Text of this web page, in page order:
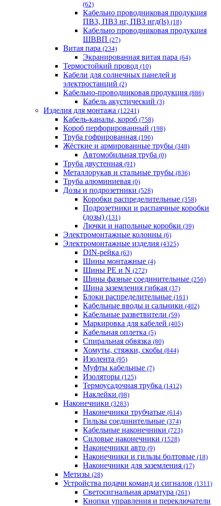
(62)
Кабельно проводниковая продукция
ПВ3, ПВ3 нг, ПВ3 нгд(ls) (18)
Кабельно проводниковая продукция
ШВВП (27)
Витая пара (234)
Экранированная витая пара (64)
Термостойкий провод (10)
Кабели для солнечных панелей и
электростанций (2)
Кабельно-проводниковая продукция (886)
Кабель акустический (3)
Изделия для монтажа (12241)
Кабель-каналы, короб (758)
Короб перфорированный (198)
Труба гофрированная (196)
Жёсткие и армированные трубы (348)
Автомобильная труба (0)
Труба двустенная (91)
Металлорукав и стальные трубы (836)
Труба алюминиевая (0)
Дозы и подрозетники (528)
Коробки распределительные (358)
Подрозетники и распаячные коробки
(дозы) (131)
Лючки и напольные коробки (39)
Электромонтажные колонны (6)
Электромонтажные изделия (4325)
DIN-рейка (63)
Шины монтажные (4)
Шины PE и N (272)
Шины фазные соединительные (256)
Шина заземления гибкая (37)
Блоки распределительные (161)
Кабельные вводы и сальники (402)
Кабельные разветвители (59)
Маркировка для кабелей (405)
Кабельная оплетка (5)
Спиральная обвязка (80)
Хомуты, стяжки, скобы (844)
Изолента (95)
Муфты кабельные (7)
Изоляторы (125)
Термоусадочная трубка (1412)
Наклейки (98)
Наконечники (3283)
Наконечники трубчатые (614)
Гильзы соединительные (374)
Кабельные наконечники (723)
Силовые наконечники (1528)
Наконечники авто (9)
Наконечники и гильзы болтовые (18)
Наконечники для заземления (17)
Метизы (28)
Устройства подачи команд и сигналов (1311)
Светосигнальная арматура (261)
Кнопки управления и переключатели